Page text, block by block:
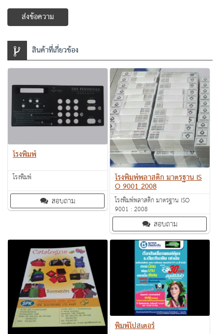
ส่งข้อความ
สินค้าที่เกี่ยวข้อง
โรงพิมพ์
โรงพิมพ์
สอบถาม
โรงพิมพ์พลาสติก มาตรฐาน IS
O 9001 2008
โรงพิมพ์พลาสติก มาตรฐาน ISO
9001 : 2008
สอบถาม
พิมพ์โปสเตอร์